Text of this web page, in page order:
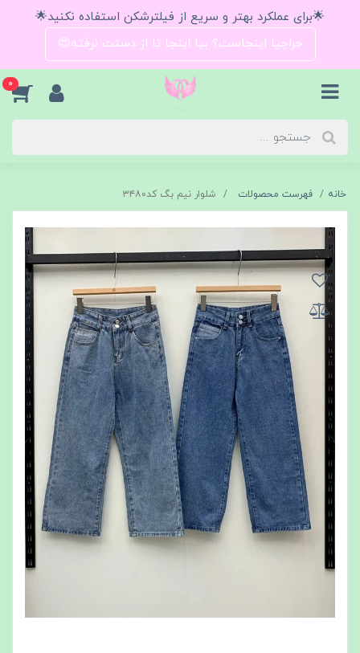
🌟برای عملکرد بهتر و سریع از فیلترشکن استفاده نکنید🌟
حراجیا اینجاست؟ بیا اینجا تا از دستت نرفته😍
0
خانه فهرست محصولات شلوار نیم بگ کد۳۴۸۰